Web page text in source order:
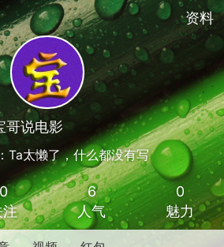
资料
哥说电影
Ta太懒了，什么都没有写
注
6
人气
0
魅力